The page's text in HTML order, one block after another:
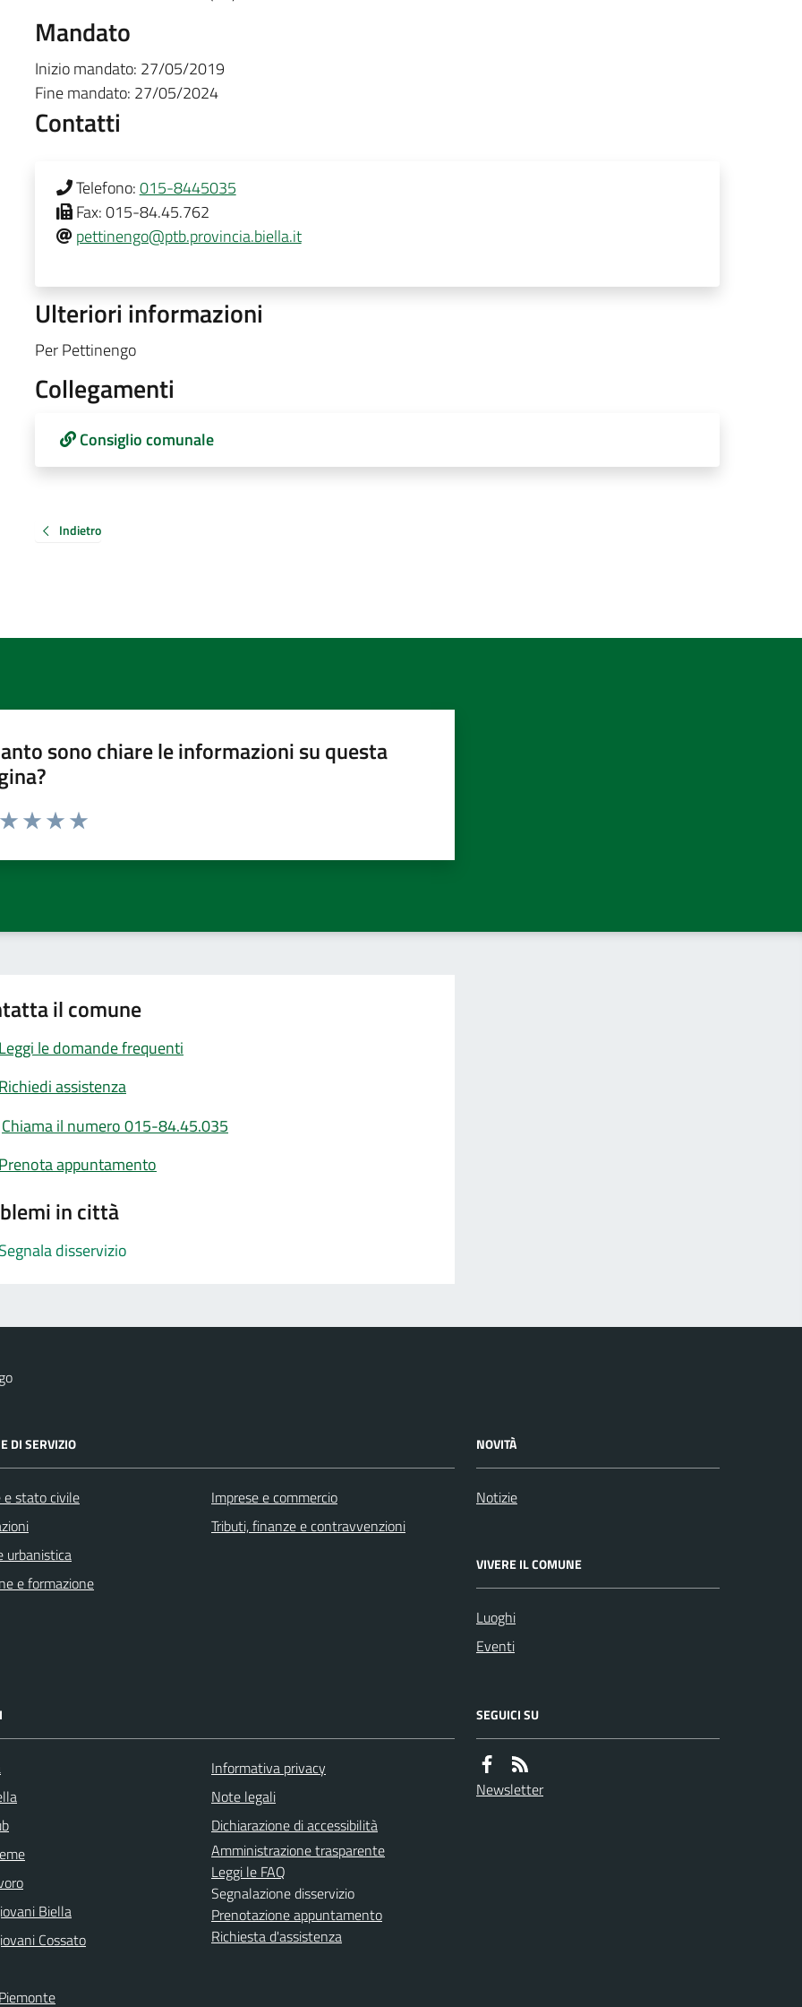
Mandato
Inizio mandato: 27/05/2019
Fine mandato: 27/05/2024
Contatti
Telefono:015-8445035
Fax:015-84.45.762
pettinengo@ptb.provincia.biella.it
Ulteriori informazioni
Per Pettinengo
Collegamenti
Consiglio comunale
Indietro
sono chiare le informazioni su questa
da 1 a 5 stelle la pagina
il comune
Leggi le domande frequenti
Richiedi assistenza
Chiama il numero 015-84.45.035
Prenota appuntamento
in città
Segnala disservizio
DI SERVIZIO
e stato civile
urbanistica
e formazione
Imprese e commercio
Tributi, finanze e contravvenzioni
NOVITÀ
Notizie
VIVERE IL COMUNE
Luoghi
Eventi
Biella
Cossato
Informativa privacy
Note legali
Dichiarazione di accessibilità
Amministrazione trasparente
Leggi le FAQ
Segnalazione disservizio
Prenotazione appuntamento
Richiesta d'assistenza
SEGUICI SU
Newsletter